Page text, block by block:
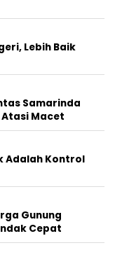
Lebih Baik
Samarinda
Macet
Adalah Kontrol
Gunung
Cepat